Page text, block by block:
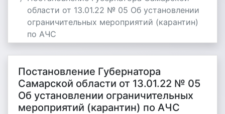
области от 13.01.22 № 05 Об установлении
ограничительных мероприятий (карантин)
по АЧС
Постановление Губернатора
Самарской области от 13.01.22 № 05
Об установлении ограничительных
мероприятий (карантин) по АЧС